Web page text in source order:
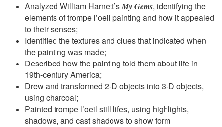
Analyzed William Harnett’sMy Gems, identifying the
elements of trompe l’oeil painting and how it appealed
to their senses;
Identified the textures and clues that indicated when
the painting was made;
Described how the painting told them about life in
19th-century America;
Drew and transformed 2-D objects into 3-D objects,
using charcoal;
Painted trompe l’oeil still lifes, using highlights,
shadows, and cast shadows to show form